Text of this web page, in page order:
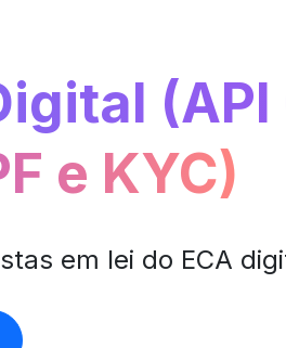
(API
e KYC)
em lei do ECA